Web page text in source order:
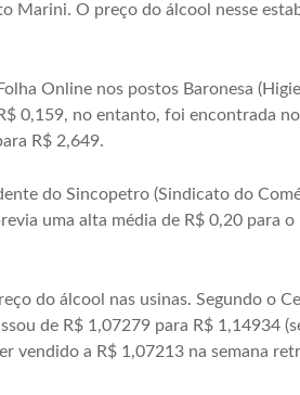
Marini. O preço do álcool nesse
Online nos postos Baronesa
0,159, no entanto, foi encontrada
R$ 2,649.
do Sincopetro (Sindicato do
uma alta média de R$ 0,20 para
do álcool nas usinas. Segundo o
de R$ 1,07279 para R$ 1,14934
vendido a R$ 1,07213 na semana